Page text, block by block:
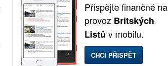
Přispějte finančně na
provoz Britských
Listů v mobilu.
CHCI PŘISPĚT